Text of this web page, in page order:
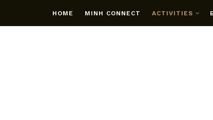
HOME MINH CONNECT ACTIVITIES